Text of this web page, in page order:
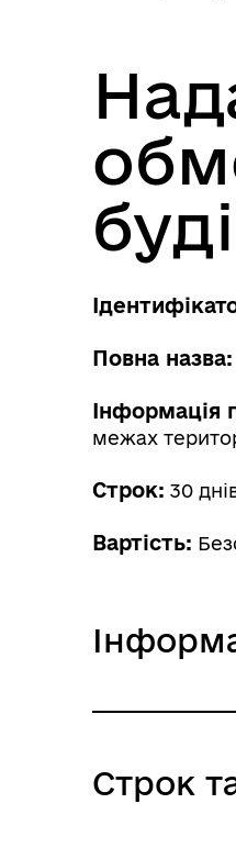
Депутати
Повна назва:
Інформація
межах
Строк: 30
Вартість:
Строк